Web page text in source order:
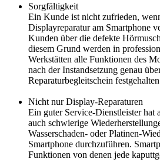
Sorgfältigkeit
Ein Kunde ist nicht zufrieden,
Displayreparatur am Smartphone
Kunden über die defekte
diesem Grund werden in
Werkstätten alle Funktionen des
nach der Instandsetzung genau
Reparaturbegleitschein
Nicht nur Display-Reparaturen
Ein guter Service-Dienstleister hat
auch schwierige
Wasserschaden- oder Platinen-
Smartphone durchzuführen.
Funktionen von denen jede